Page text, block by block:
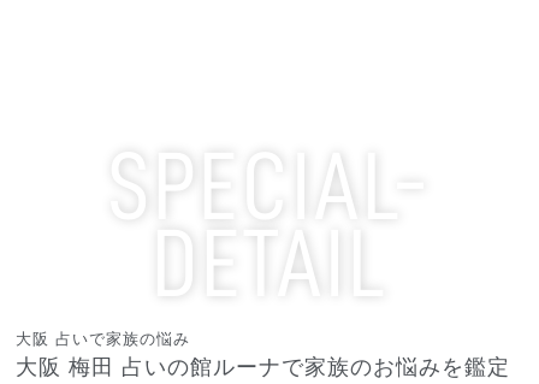
大阪 占いで家族の悩み
大阪 梅田 占いの館ルーナで家族のお悩みを鑑定
SPECIAL-
DETAIL
占いで家族をみたい